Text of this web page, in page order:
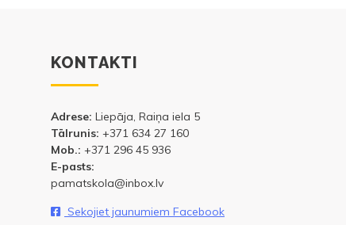
KONTAKTI
Adrese: Liepāja, Raiņa iela 5
Tālrunis: +371 634 27 160
Mob.: +371 296 45 936
E-pasts:
pamatskola@inbox.lv
Sekojiet jaunumiem Facebook